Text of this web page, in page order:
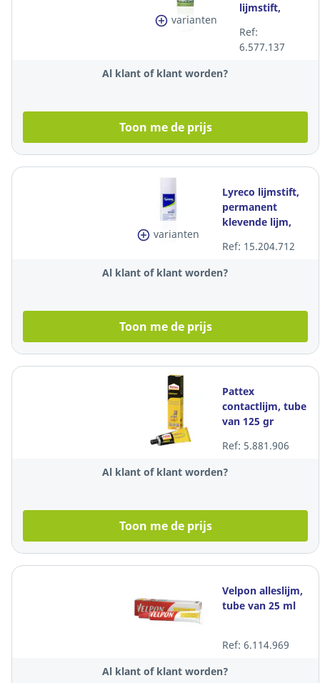
varianten
lijmstift,
klevende
lijm, 21 gr
Ref:
6.577.137
Al klant of klant worden?
Toon me de prijs
varianten
Lyreco lijmstift,
permanent
klevende lijm,
Ref: 15.204.712
Al klant of klant worden?
Toon me de prijs
Pattex
contactlijm, tube
van 125 gr
Ref: 5.881.906
Al klant of klant worden?
Toon me de prijs
Velpon alleslijm,
tube van 25 ml
Ref: 6.114.969
Al klant of klant worden?